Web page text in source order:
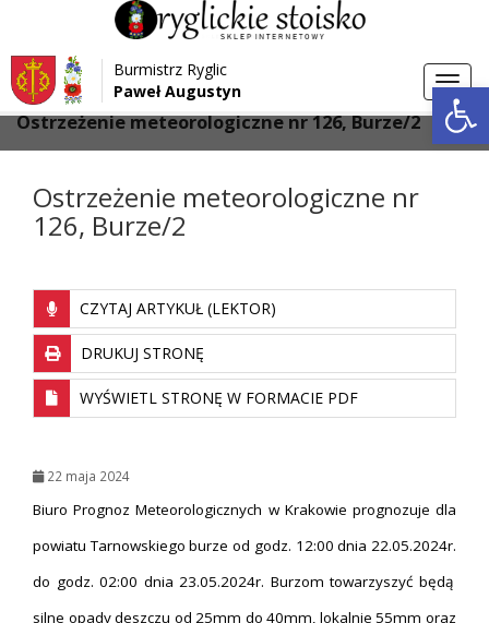
Przejdź do menu
Przejdź do głównej treści strony
Przejdź do stopki strony
Burmistrz Ryglic
Paweł Augustyn
Strona główna > Aktualności
Ostrzeżenie meteorologiczne nr 126, Burze/2
Ostrzeżenie meteorologiczne nr
126, Burze/2
CZYTAJ ARTYKUŁ (LEKTOR)
DRUKUJ STRONĘ
WYŚWIETL STRONĘ W FORMACIE PDF
22 maja 2024
Biuro Prognoz Meteorologicznych w Krakowie prognozuje dla
powiatu Tarnowskiego burze od godz. 12:00 dnia 22.05.2024r.
do godz. 02:00 dnia 23.05.2024r. Burzom towarzyszyć będą
silne opady deszczu od 25mm do 40mm, lokalnie 55mm oraz